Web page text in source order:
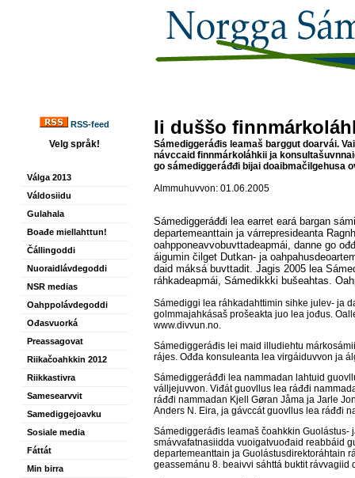
RSS-feed
Velg språk!
Válga 2013
Váldosiidu
Gulahala
Boađe miellahttun!
Čállingoddi
Nuoraidlávdegoddi
NSR medias
Oahppolávdegoddi
Ođasvuorká
Preassagovat
Riikačoahkkin 2012
Riikkastivra
Samesearvvit
Samediggejoavku
Sosiale media
Fáttát
Min birra
Ii duššo
Sámediggeráđis leamaš barggut doarvái.
návccaid finnmárkoláhkii ja
go sámediggeráđđi bijai doaibmačilgehusa
Almmuhuvvon: 01.06.2005
Sámediggeráđđi lea earret eará bargan
departemeanttain ja várrepresideanta
oahpponeavvobuvttadeapmái, danne go
áigumin čilget Dutkan- ja
daid máksá buvttadit. Jagis 2005 lea
ráhkadeapmái, Sámedikkki bušeahtas.
Sámediggi lea ráhkadahttimin sihke julev- ja
golmmajahkásaš prošeakta juo lea jođus.
www.divvun.no.
Sámediggeráđis lei maid illudiehtu
rájes. Ođđa konsuleanta lea virgáiduvvon ja
Sámediggeráđđi lea nammadan lahtuid
válljejuvvon. Viđát guovllus lea ráđđi
ráđđi nammadan Kjell Gøran Jåma ja Jarle
Anders N. Eira, ja gávccát guovllus lea ráđđi
Sámediggeráđis leamaš čoahkkin
smávvafatnasiidda vuoigatvuođaid reabbáid
departemeanttain ja Guolástusdirektoráhtain
geassemánu 8. beaivvi sáhttá buktit rávvagiid